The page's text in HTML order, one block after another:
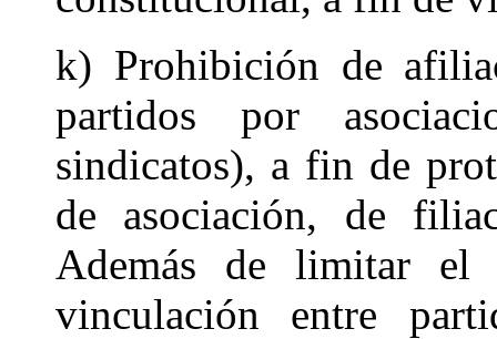
k) Prohibición de
partidos por
sindicatos), a fin de
de asociación, de
Además de limitar el
vinculación entre